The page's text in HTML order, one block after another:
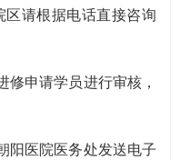
请根据电话直接咨询
申请学员进行审核，
医院医务处发送电子